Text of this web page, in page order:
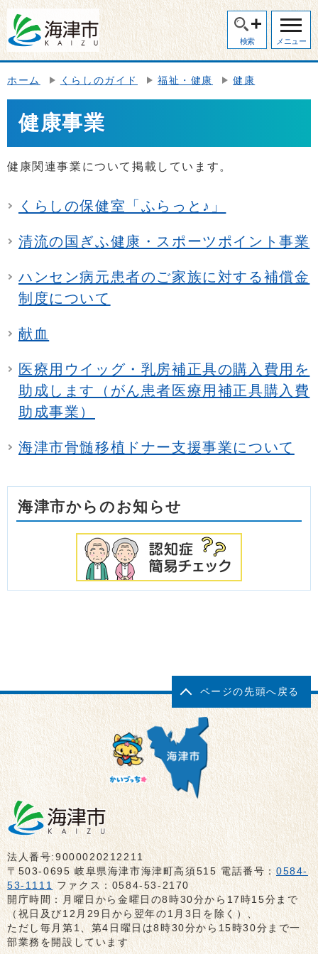
検索 メニュー
ホーム くらしのガイド 福祉・健康 健康
健康事業
健康関連事業について掲載しています。
くらしの保健室「ふらっと♪」
清流の国ぎふ健康・スポーツポイント事業
ハンセン病元患者のご家族に対する補償金
制度について
献血
医療用ウイッグ・乳房補正具の購入費用を
助成します（がん患者医療用補正具購入費
助成事業）
海津市骨髄移植ドナー支援事業について
海津市からのお知らせ
ページの先頭へ戻る
法人番号:9000020212211
〒503-0695 岐阜県海津市海津町高須515 電話番号：0584-
53-1111 ファクス：0584-53-2170
開庁時間：月曜日から金曜日の8時30分から17時15分まで
（祝日及び12月29日から翌年の1月3日を除く）、
ただし毎月第1、第4日曜日は8時30分から15時30分まで一
部業務を開設しています